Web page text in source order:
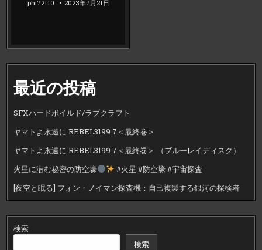
phi72110 2023年7月21日
最近の投稿
SFXハードボイルド/ラブクラフト
ヤマトよ永遠に REBEL3199 7＜最終巻＞
ヤマトよ永遠に REBEL3199 7＜最終巻＞ （ブルーレイディスク）
火星に潜む秘密の防空壕
#火星 #防空壕 #宇宙探査
[夜空と眠る] フォン・ノイマン探査機：自己複製する銀河の探検者
検索
検索